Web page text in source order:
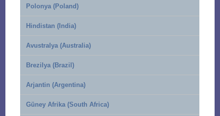
Polonya (Poland)
Hindistan (India)
Avustralya (Australia)
Brezilya (Brazil)
Arjantin (Argentina)
Güney Afrika (South Africa)